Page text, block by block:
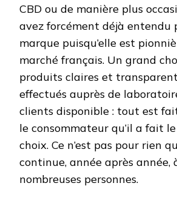
CBD ou de manière plus
avez forcément déjà entendu
marque puisqu’elle est
marché français. Un grand
produits claires et
effectués auprès de
clients disponible : tout est
le consommateur qu’il a fait
choix. Ce n’est pas pour rien
continue, année après
nombreuses personnes.